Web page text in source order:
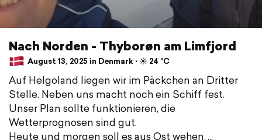
Nach Norden - Thyborøn am Limfjord
August 13, 2025 in Denmark ⋅ ☀️ 24 °C
Auf Helgoland liegen wir im Päckchen an Dritter
Stelle. Neben uns macht noch ein Schiff fest.
Unser Plan sollte funktionieren, die
Wetterprognosen sind gut.
Heute und morgen soll es aus Ost wehen,